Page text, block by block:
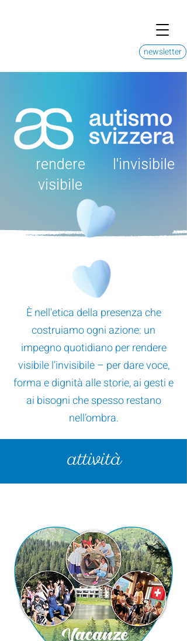
newsletter
rendere
visibile
l'invisibile
È nell'etica della presenza che
costruiamo ogni azione: un
impegno quotidiano per rendere
visibile l’invisibile – per dare voce,
forma e dignità alle storie, ai gesti e
ai bisogni che spesso restano
nell’ombra.
attività